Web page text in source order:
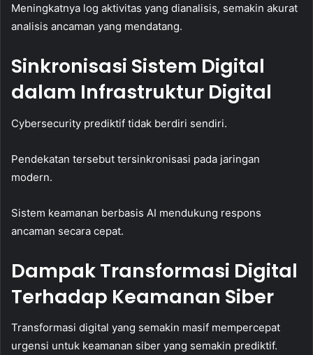
Meningkatnya log aktivitas yang dianalisis, semakin akurat
analisis ancaman yang mendatang.
Sinkronisasi Sistem Digital
dalam Infrastruktur Digital
Cybersecurity prediktif tidak berdiri sendiri.
Pendekatan tersebut tersinkronisasi pada jaringan
modern.
Sistem keamanan berbasis AI mendukung respons
ancaman secara cepat.
Dampak Transformasi Digital
Terhadap Keamanan Siber
Transformasi digital yang semakin masif mempercepat
urgensi untuk keamanan siber yang semakin prediktif.